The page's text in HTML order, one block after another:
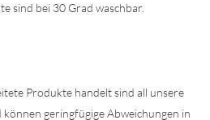
sind bei 30 Grad waschbar.
Produkte handelt sind all unsere
können geringfügige Abweichungen in